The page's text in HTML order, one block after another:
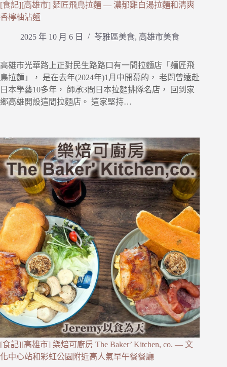
[食記][高雄市] 麺匠飛鳥拉麵 — 濃郁雞白湯拉麵和清爽
香檸柚沾麵
2025 年 10 月 6 日 苓雅區美食, 高雄市美食
高雄市光華路上正對民生路路口有一間拉麵店「麺匠飛
鳥拉麵」， 是在去年(2024年)1月中開幕的， 老闆曾遠赴
日本學藝10多年， 師承3間日本拉麵排隊名店， 回到家
鄉高雄開設這間拉麵店。 這家堅持…
[食記][高雄市] 樂焙可廚房 The Baker’ Kitchen, co. — 文
化中心站和彩虹公園附近高人氣早午餐餐廳